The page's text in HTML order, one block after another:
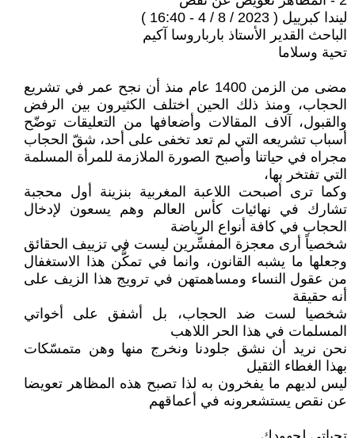
ليندا كبرييل ( 2023 / 8 / 4 - 16:40 )
الباحث القدير الأستاذ بارباروسا آكيم
تحية وسلاما
مضى من الزمن 1400 عام منذ أن نجح عمر في تشريع
الحجاب، ومنذ ذلك الحين اختلف الكثيرون بين الرفض
والقبول، آلاف المقالات وأضعافها من التعليقات توضّح
أسباب تشريعه التي لم تعد تخفى على أحد، شقّ الحجاب
مجراه في حياتنا وأصبح الصورة الملازمة للمرأة المسلمة
التي تفتخر بها،
وكما ترى أصبحت اللاعبة المغربية بنزينة أول محجبة
تشارك في نهائيات كأس العالم وهم يسعون لإدخال
الحجاب في كافة أنواع الرياضة
شخصياً أرى معجزة المفسِّرين ليست في تزييف الحقائق
وجعلها ما يشبه القانون، وانما في تمكُّن هذا الاستغفال
من عقول النساء ومساهمتهن في ترويج هذا الزيف على
أنه حقيقة
شخصيا لست ضد الحجاب، بل أشفق على أخواتي
المسلمات في هذا الحر اللاهب
نحن نريد أن نشق جلودنا ونخرج منها وهن متمسّكات
بهذا الغطاء الثقيل
ليس لديهم ما يفخرون به لذا تصبح هذه المظاهر تعويضا
عن نقص يستشعرونه في أعماقهم